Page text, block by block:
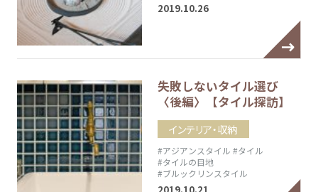
2019.10.26
失敗しないタイル選び
〈後編〉【タイル探訪】
インテリア・収納
#アジアンスタイル #タイル
#タイルの目地
#ブルックリンスタイル